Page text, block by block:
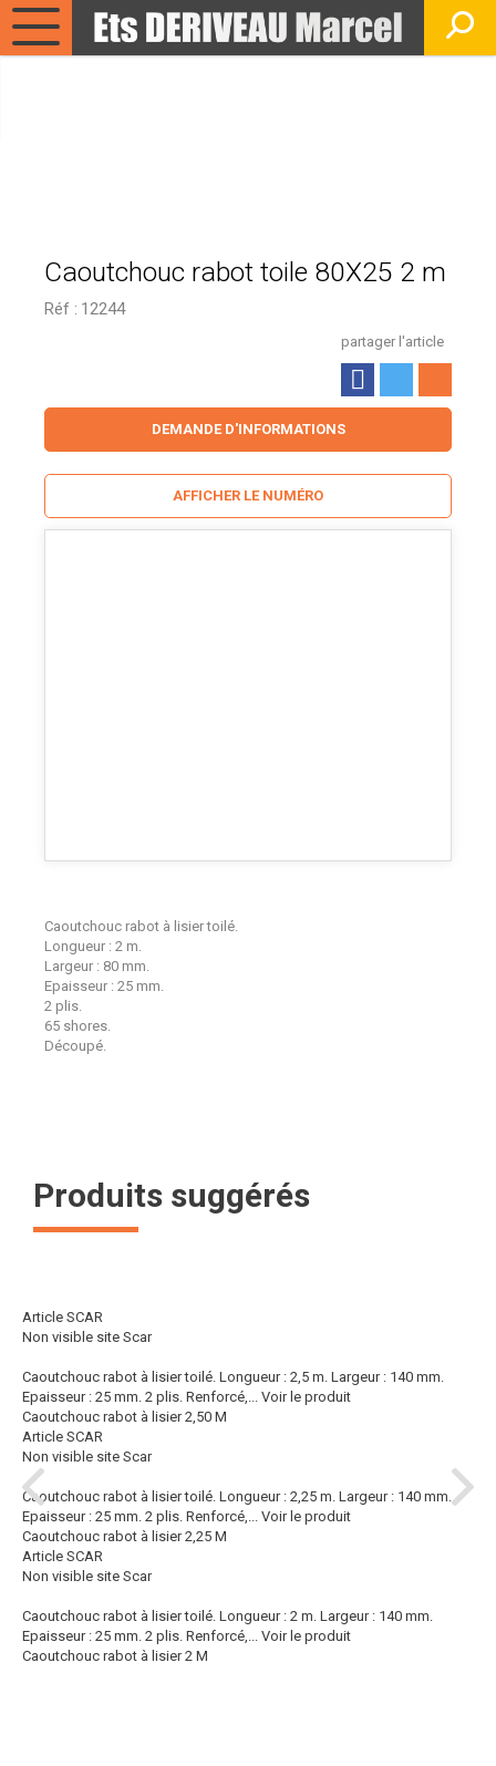
Caoutchouc rabot toile 80X25 2 m
Réf : 12244
partager l'article
Caoutchouc rabot à lisier toilé.
Longueur : 2 m.
Largeur : 80 mm.
Epaisseur : 25 mm.
2 plis.
65 shores.
Découpé.
DEMANDE D'INFORMATIONS
AFFICHER LE NUMÉRO
Produits suggérés
Article SCAR
Non visible site Scar
Caoutchouc rabot à lisier toilé. Longueur : 2,5 m. Largeur : 140 mm.
Epaisseur : 25 mm. 2 plis. Renforcé,... Voir le produit
Caoutchouc rabot à lisier 2,50 M
Article SCAR
Non visible site Scar
Caoutchouc rabot à lisier toilé. Longueur : 2,25 m. Largeur : 140 mm.
Epaisseur : 25 mm. 2 plis. Renforcé,... Voir le produit
Caoutchouc rabot à lisier 2,25 M
Article SCAR
Non visible site Scar
Caoutchouc rabot à lisier toilé. Longueur : 2 m. Largeur : 140 mm.
Epaisseur : 25 mm. 2 plis. Renforcé,... Voir le produit
Caoutchouc rabot à lisier 2 M